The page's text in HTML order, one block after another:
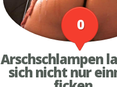
0
Arschschlampen
sich nicht nur